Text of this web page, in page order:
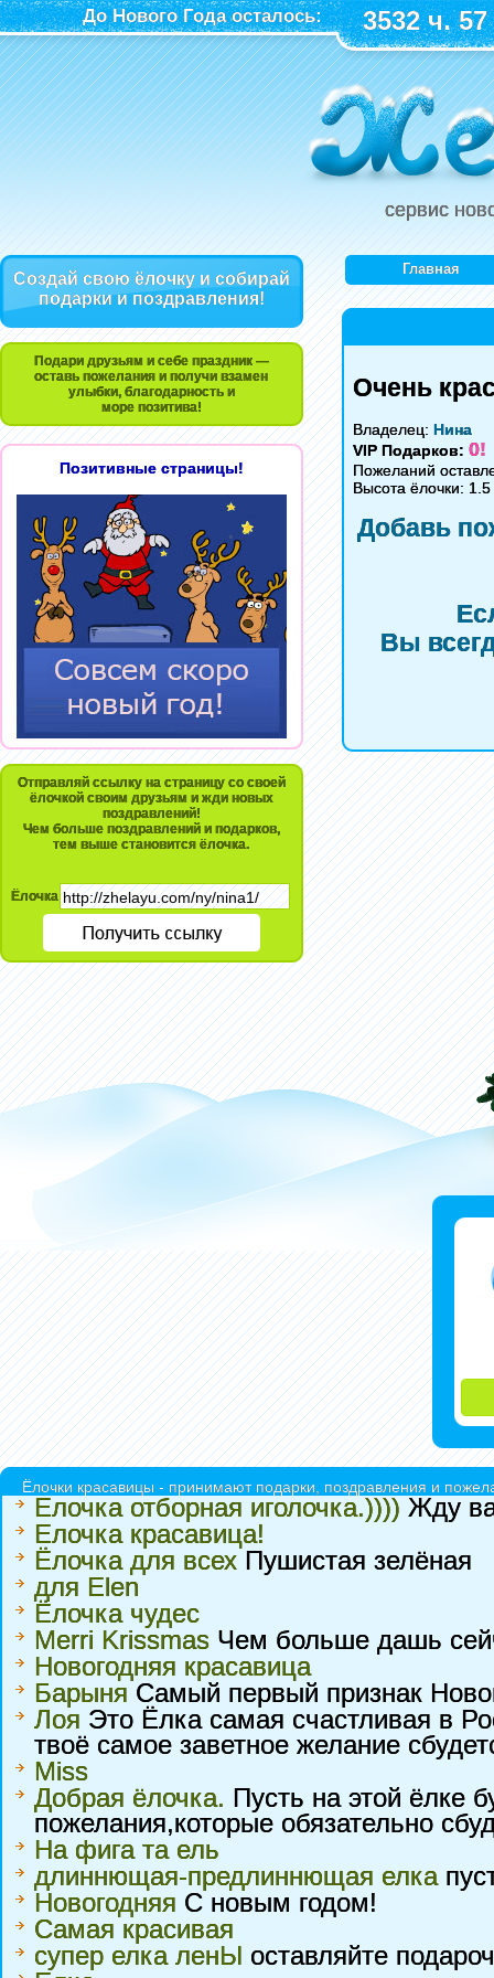
До Нового Года осталось: 3532 ч.
сервис
Создай свою ёлочку и собирай
подарки и поздравления!
Подари друзьям и себе праздник —
оставь пожелания и получи взамен
улыбки, благодарность и
море позитива!
Позитивные страницы!
Отправляй ссылку на страницу со своей
ёлочкой своим друзьям и жди новых
поздравлений!
Чем больше поздравлений и подарков,
тем выше становится ёлочка.
Ёлочка
Главная
Очень
Владелец: Нина
VIP Подарков: 0!
Пожеланий
Высота ёлочки:
Добавь
Вы
Ёлочки красавицы - принимают подарки, поздравления и
Елочка отборная иголочка.)))) Жду
Елочка красавица!
Ёлочка для всех Пушистая зелёная
для Elen
Ёлочка чудес
Merri Krissmas Чем больше дашь
Новогодняя красавица
Барыня Самый первый признак
Лоя Это Ёлка самая счастливая в
твоё самое заветное желание
Miss
Добрая ёлочка. Пусть на этой ёлке
пожелания,которые обязательно
На фига та ель
длиннющая-предлиннющая елка
Новогодняя С новым годом!
Самая красивая
супер елка ленЫ оставляйте